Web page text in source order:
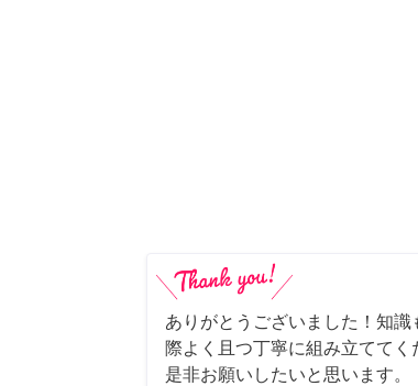
ありがとうございました！知
際よく且つ丁寧に組み立てて
是非お願いしたいと思います。